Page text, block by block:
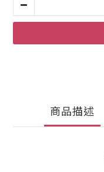
商品描述